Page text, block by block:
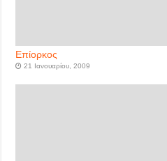
Επίορκος
21 Ιανουαρίου, 2009